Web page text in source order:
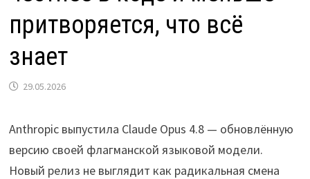
притворяется, что всё
знает
29.05.2026
Anthropic выпустила Claude Opus 4.8 — обновлённую
версию своей флагманской языковой модели.
Новый релиз не выглядит как радикальная смена